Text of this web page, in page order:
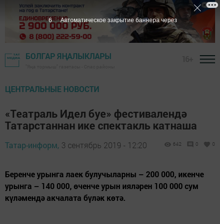
БОЛГАР ЯҢАЛЫКЛАРЫ
ЦЕНТРАЛЬНЫЕ НОВОСТИ
«Театраль Идел буе» фестивалендә
Татарстаннан ике спектакль катнаша
Татар-информ, 3 сентябрь 2019 - 12:20 642 0 0
Беренче урынга лаек булучыларны – 200 000, икенче
урынга – 140 000, өченче урын ияләрен 100 000 сум
күләмендә акчалата бүләк көтә.
5 Автоматическое закрытие баннера через